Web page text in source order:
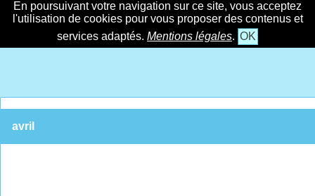
En poursuivant votre navigation sur ce site, vous acceptez
l'utilisation de cookies pour vous proposer des contenus et
services adaptés. Mentions légales. OK
avril